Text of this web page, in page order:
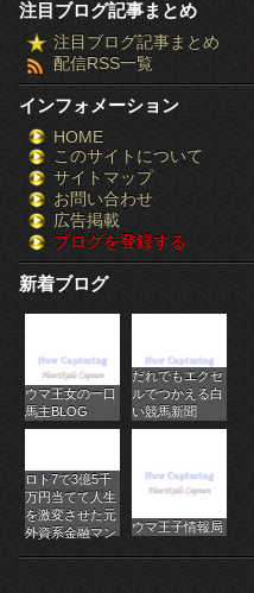
注目ブログ記事まとめ
注目ブログ記事まとめ
配信RSS一覧
インフォメーション
HOME
このサイトについて
サイトマップ
お問い合わせ
広告掲載
ブログを登録する
新着ブログ
ウマ王女の一口
馬主BLOG
だれでもエクセ
ルでつかえる白
い競馬新聞
ロト7で3億5千
万円当てて人生
を激変させた元
外資系金融マン
ウマ王子情報局